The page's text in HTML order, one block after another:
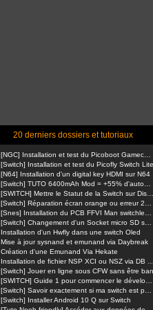
20 derniers dossiers et tutoriaux
[Switch] Installation et test du Picofly Switch Lite
[N64] Installation d'un digital key HDMI sur N64
Installation d'un Hwfly dans une switch Oled
Mise à jour sysnand et emunand via Daybreak
Création d'une Emunand Via Hekate
[Switch] Jouer en ligne sous CFW sans être ban
[Switch] Installer Android 10 Q sur Switch